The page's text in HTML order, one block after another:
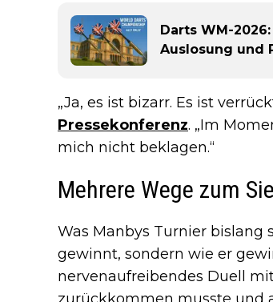
Darts WM-
Auslosung und
„Ja, es ist bizarr. Es ist
Pressekonferenz. „Im
mich nicht beklagen.“
Mehrere Wege zum
Was Manbys Turnier bislang
gewinnt, sondern wie er
nervenaufreibendes Duell